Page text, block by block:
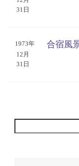
31日
1973年
12月
31日
合宿風